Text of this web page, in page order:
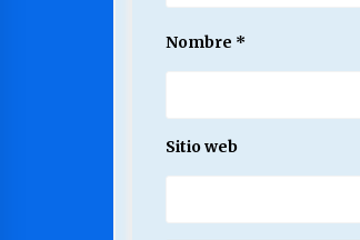
Nombre *
Sitio web